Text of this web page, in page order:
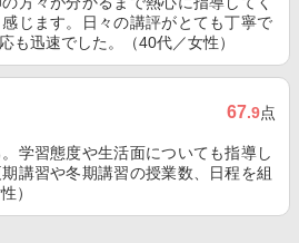
じます。日々の講評がとても丁寧で
も迅速でした。（40代／女性）
67.9点
学習態度や生活面についても指導し
講習や冬期講習の授業数、日程を組
）